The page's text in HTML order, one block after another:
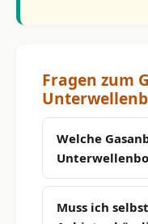
Fragen zum
Welche
Muss ich